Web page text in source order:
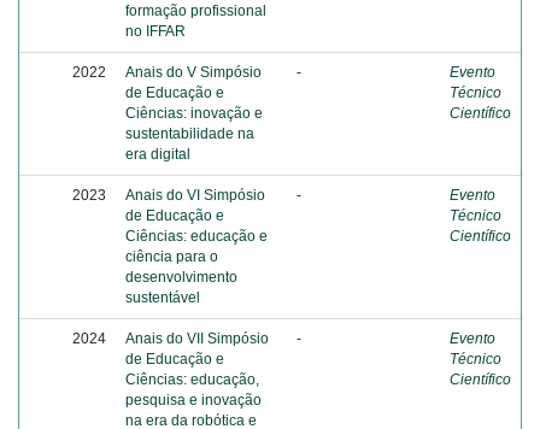
formação profissional
no IFFAR
2022
Anais do V Simpósio
de Educação e
Ciências: inovação e
sustentabilidade na
era digital
-
Evento
Técnico
Científico
2023
Anais do VI Simpósio
de Educação e
Ciências: educação e
ciência para o
desenvolvimento
sustentável
-
Evento
Técnico
Científico
2024
Anais do VII Simpósio
de Educação e
Ciências: educação,
pesquisa e inovação
na era da robótica e
-
Evento
Técnico
Científico